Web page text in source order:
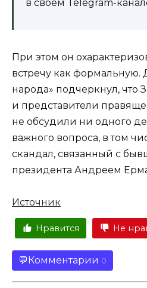
в своем Telegram-
При этом он
встречу как формальную.
народа» подчеркнул, что
и представители
не обсудили ни одного
важного вопроса, в том
скандал, связанный с
президента Андреем
Источник
Нравится Не
Комментарии 0